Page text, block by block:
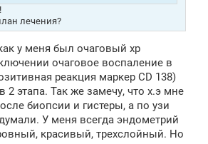
лечения?
у меня был очаговый хр
очаговое воспаление в
реакция маркер CD 138)
2 этапа. Так же замечу, что х.э мне
биопсии и гистеры, а по узи
У меня всегда эндометрий
красивый, трехслойный. Но